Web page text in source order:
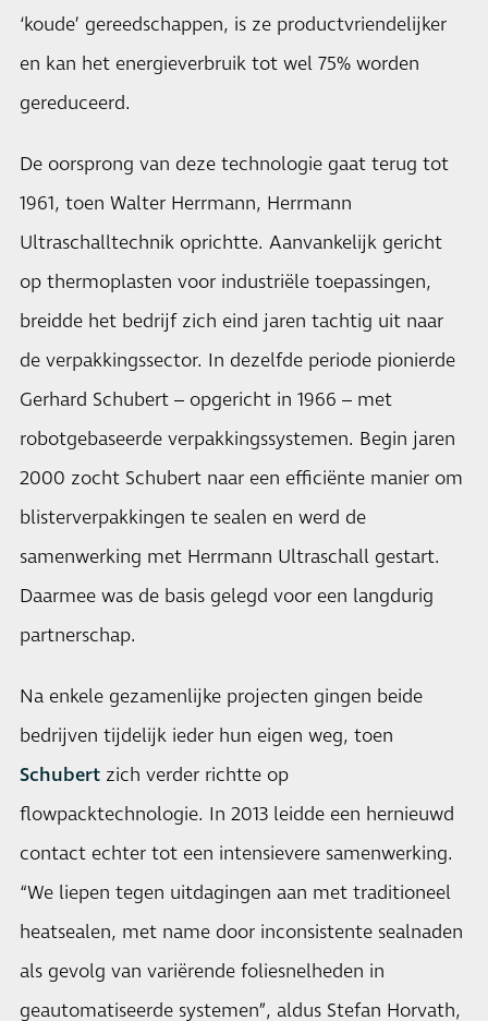
‘koude’ gereedschappen, is ze productvriendelijker
en kan het energieverbruik tot wel 75% worden
gereduceerd.
De oorsprong van deze technologie gaat terug tot
1961, toen Walter Herrmann, Herrmann
Ultraschalltechnik oprichtte. Aanvankelijk gericht
op thermoplasten voor industriële toepassingen,
breidde het bedrijf zich eind jaren tachtig uit naar
de verpakkingssector. In dezelfde periode pionierde
Gerhard Schubert – opgericht in 1966 – met
robotgebaseerde verpakkingssystemen. Begin jaren
2000 zocht Schubert naar een efficiënte manier om
blisterverpakkingen te sealen en werd de
samenwerking met Herrmann Ultraschall gestart.
Daarmee was de basis gelegd voor een langdurig
partnerschap.
Na enkele gezamenlijke projecten gingen beide
bedrijven tijdelijk ieder hun eigen weg, toen
Schubert zich verder richtte op
flowpacktechnologie. In 2013 leidde een hernieuwd
contact echter tot een intensievere samenwerking.
“We liepen tegen uitdagingen aan met traditioneel
heatsealen, met name door inconsistente sealnaden
als gevolg van variërende foliesnelheden in
geautomatiseerde systemen”, aldus Stefan Horvath,